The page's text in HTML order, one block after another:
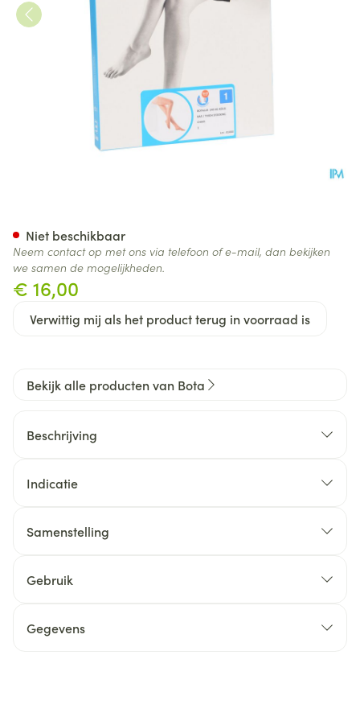
€ 16,00
Verwittig mij als het product terug in voorraad is
Niet beschikbaar
Neem contact op met ons via telefoon of e-mail, dan bekijken
we samen de mogelijkheden.
Bekijk alle producten van Bota
Beschrijving
Indicatie
Samenstelling
Gebruik
Gegevens